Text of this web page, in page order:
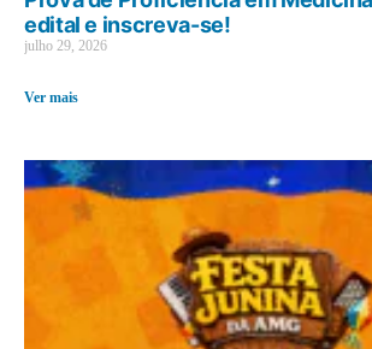
edital e inscreva-se!
julho 29, 2026
Ver mais